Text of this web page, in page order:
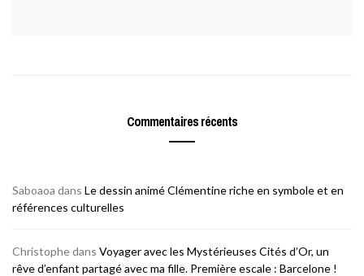
Commentaires récents
Saboaoa dans Le dessin animé Clémentine riche en symbole et en
références culturelles
Christophedans Voyager avec les Mystérieuses Cités d’Or, un
rêve d’enfant partagé avec ma fille. Première escale : Barcelone !